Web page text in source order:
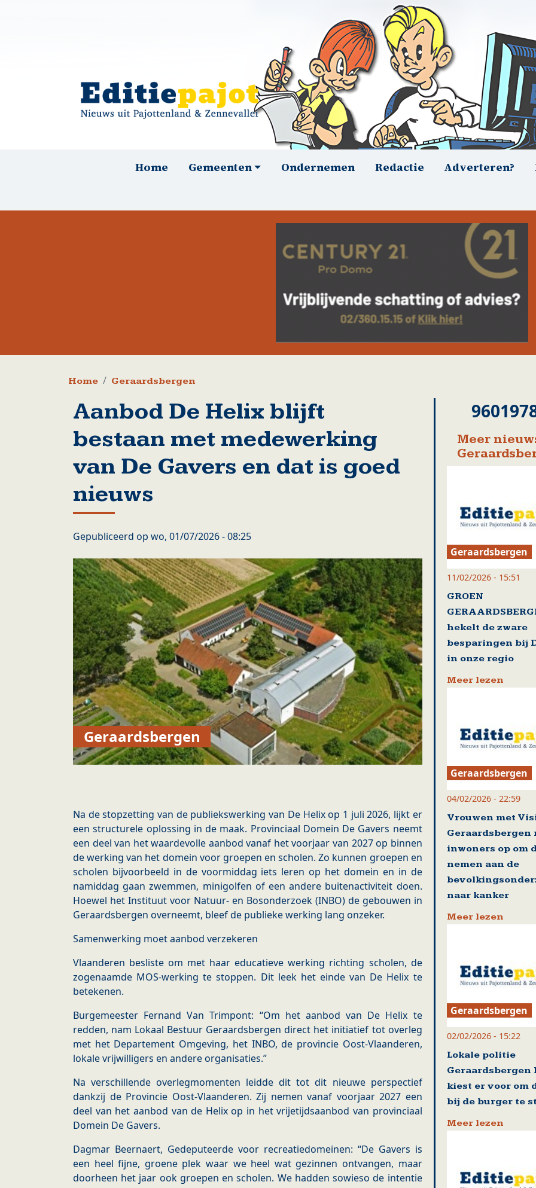
HoofdnavigatieHome Gemeenten Ondernemen Redactie Adverteren?
Kruimelpad
Home Geraardsbergen
Aanbod De Helix blijft
bestaan met medewerking
van De Gavers en dat is goed
nieuws
Gepubliceerd op wo, 01/07/2026 - 08:25
Geraardsbergen
Na de stopzetting van de publiekswerking van De Helix op 1 juli 2026, lijkt er
een structurele oplossing in de maak. Provinciaal Domein De Gavers neemt
een deel van het waardevolle aanbod vanaf het voorjaar van 2027 op binnen
de werking van het domein voor groepen en scholen. Zo kunnen groepen en
scholen bijvoorbeeld in de voormiddag iets leren op het domein en in de
namiddag gaan zwemmen, minigolfen of een andere buitenactiviteit doen.
Hoewel het Instituut voor Natuur- en Bosonderzoek (INBO) de gebouwen in
Geraardsbergen overneemt, bleef de publieke werking lang onzeker.
Samenwerking moet aanbod verzekeren
Vlaanderen besliste om met haar educatieve werking richting scholen, de
zogenaamde MOS-werking te stoppen. Dit leek het einde van De Helix te
betekenen.
Burgemeester Fernand Van Trimpont: “Om het aanbod van De Helix te
redden, nam Lokaal Bestuur Geraardsbergen direct het initiatief tot overleg
met het Departement Omgeving, het INBO, de provincie Oost-Vlaanderen,
lokale vrijwilligers en andere organisaties.”
Na verschillende overlegmomenten leidde dit tot dit nieuwe perspectief
dankzij de Provincie Oost-Vlaanderen. Zij nemen vanaf voorjaar 2027 een
deel van het aanbod van de Helix op in het vrijetijdsaanbod van provinciaal
Domein De Gavers.
Dagmar Beernaert, Gedeputeerde voor recreatiedomeinen: “De Gavers is
een heel fijne, groene plek waar we heel wat gezinnen ontvangen, maar
doorheen het jaar ook groepen en scholen. We hadden sowieso de intentie
Meer
Geraardsbergen
11/02/2026 - 15:51
GROEN
hekelt de zware
besparingen bij
in onze regio
Meer lezen
Geraardsbergen
04/02/2026 - 22:59
Vrouwen met
Geraardsbergen
inwoners op om
nemen aan de
naar kanker
Meer lezen
Geraardsbergen
02/02/2026 - 15:22
Lokale politie
Geraardsbergen
kiest er voor om
bij de burger te
Meer lezen